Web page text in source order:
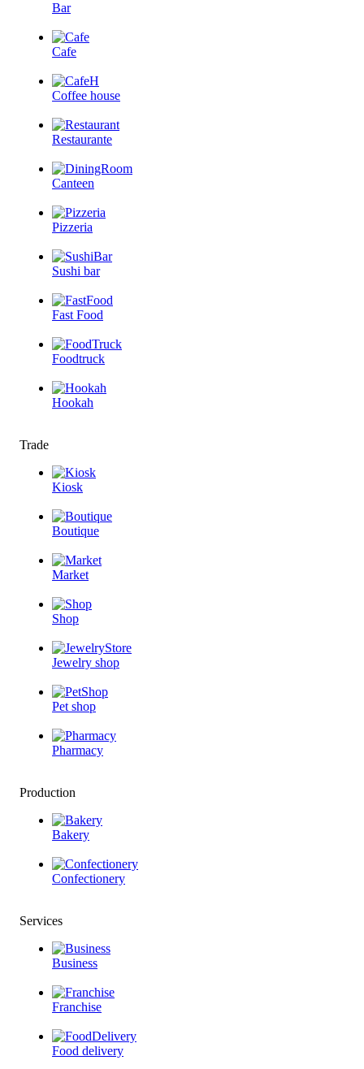
Bar
Cafe
Coffee house
Restaurante
Canteen
Pizzeria
Sushi bar
Fast Food
Foodtruck
Hookah
Trade
Kiosk
Boutique
Market
Shop
Jewelry shop
Pet shop
Pharmacy
Production
Bakery
Confectionery
Services
Business
Franchise
Food delivery